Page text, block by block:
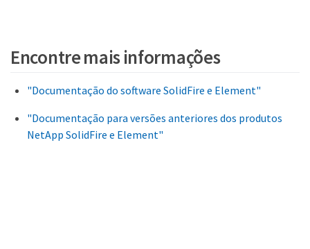
Encontre mais informações
"Documentação do software SolidFire e Element"
"Documentação para versões anteriores dos produtos
NetApp SolidFire e Element"